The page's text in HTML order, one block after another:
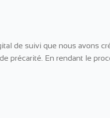
de suivi que nous avons
précarité. En rendant le